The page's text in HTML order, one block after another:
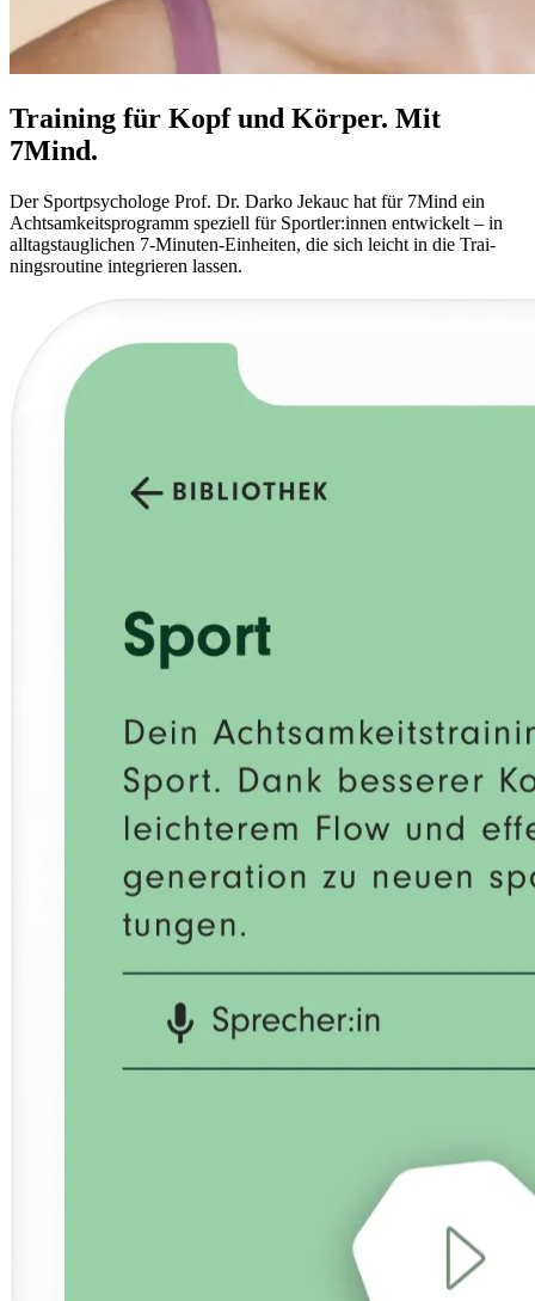
Training für Kopf und Körper. Mit
7Mind.
Der Sport­psy­cho­loge Prof. Dr. Darko Jekauc hat für 7Mind ein
Acht­sam­keits­pro­gramm spe­zi­ell für Sportler:innen ent­wi­ckelt – in
all­tags­taug­li­chen 7-Minu­ten-Ein­hei­ten, die sich leicht in die Trai­
nings­rou­tine inte­grie­ren lassen.